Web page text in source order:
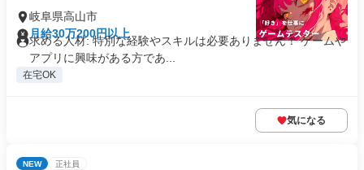
岐阜県高山市
月給30万200円以上
求める人材: 特別な経験やスキルは必要ありません！ ゲームや
アプリに興味がある方であ...
在宅OK
気になる
NEW 正社員